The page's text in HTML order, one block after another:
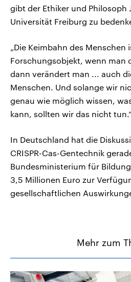
gibt der Ethiker und Philosoph
Universität Freiburg zu
„Die Keimbahn des Menschen
Forschungsobjekt, wenn man
dann verändert man ... auch
Menschen. Und solange wir
genau wie möglich wissen,
kann, sollten wir das nicht tun.“
In Deutschland hat die
CRISPR-Cas-Gentechnik
Bundesministerium für
3,5 Millionen Euro zur
gesellschaftlichen
Mehr zum